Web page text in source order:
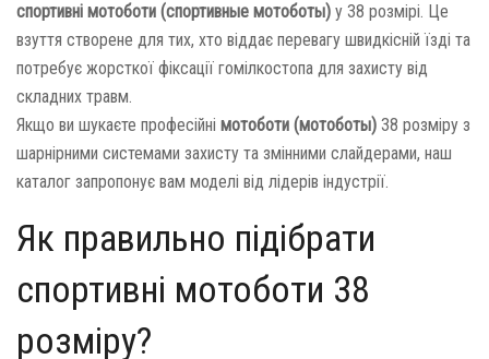
спортивні мотоботи (спортивные мотоботы) у 38 розмірі. Це
взуття створене для тих, хто віддає перевагу швидкісній їзді та
потребує жорсткої фіксації гомілкостопа для захисту від
складних травм.
Якщо ви шукаєте професійні мотоботи (мотоботы) 38 розміру з
шарнірними системами захисту та змінними слайдерами, наш
каталог запропонує вам моделі від лідерів індустрії.
Як правильно підібрати
спортивні мотоботи 38
розміру?